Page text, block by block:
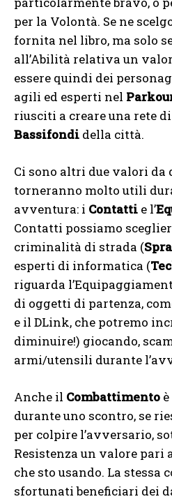
per la Volontà. Se ne
fornita nel libro, ma solo
all’Abilità relativa un
essere quindi dei
agili ed esperti nel
riusciti a creare una rete
Bassifondi della città.
Ci sono altri due valori da
torneranno molto utili
avventura: i Contatti e l’
Contatti possiamo
criminalità di strada (
esperti di informatica (
riguarda
di oggetti di partenza,
e il DLink, che potremo
diminuire!) giocando,
armi/utensili durante
Anche il Combattimento
durante uno scontro, se
per colpire l’avversario,
Resistenza un valore pari
che sto usando. La stessa
sfortunati beneficiari dei